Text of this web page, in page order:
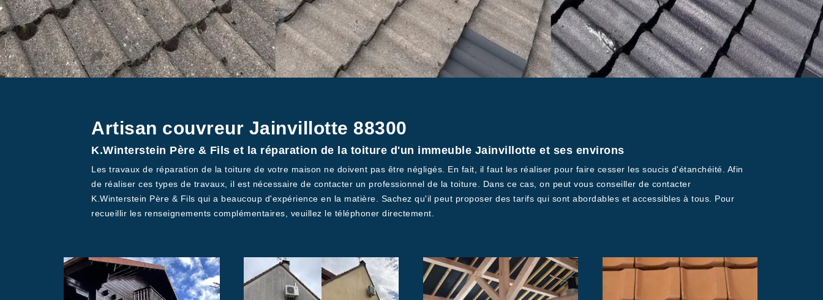
Artisan couvreur Jainvillotte 88300
K.Winterstein Père & Fils et la réparation de la toiture d'un immeuble Jainvillotte et ses environs
Les travaux de réparation de la toiture de votre maison ne doivent pas être négligés. En fait, il faut les réaliser pour faire cesser les soucis d'étanchéité. Afin
de réaliser ces types de travaux, il est nécessaire de contacter un professionnel de la toiture. Dans ce cas, on peut vous conseiller de contacter
K.Winterstein Père & Fils qui a beaucoup d'expérience en la matière. Sachez qu'il peut proposer des tarifs qui sont abordables et accessibles à tous. Pour
recueillir les renseignements complémentaires, veuillez le téléphoner directement.